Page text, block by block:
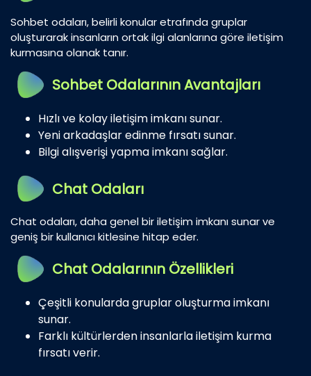
Sohbet odaları, belirli konular etrafında gruplar
oluşturarak insanların ortak ilgi alanlarına göre iletişim
kurmasına olanak tanır.
Sohbet Odalarının Avantajları
Hızlı ve kolay iletişim imkanı sunar.
Yeni arkadaşlar edinme fırsatı sunar.
Bilgi alışverişi yapma imkanı sağlar.
Chat Odaları
Chat odaları, daha genel bir iletişim imkanı sunar ve
geniş bir kullanıcı kitlesine hitap eder.
Chat Odalarının Özellikleri
Çeşitli konularda gruplar oluşturma imkanı
sunar.
Farklı kültürlerden insanlarla iletişim kurma
fırsatı verir.